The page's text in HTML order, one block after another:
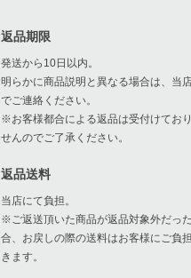
返品期限
発送から10日以内。
明らかに商品説明と異なる場合は、当
でご連絡ください。
※お客様都合による返品は受付けてお
せんのでご了承ください。
返品送料
当店にて負担。
※ご返送頂いた商品が返品対象外だっ
合、お戻しの際の送料はお客様にご負
きます。